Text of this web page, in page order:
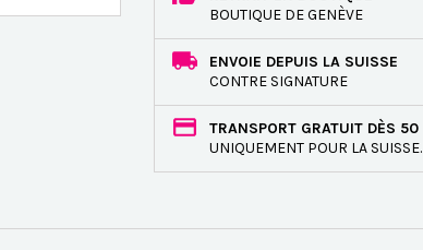
BOUTIQUE DE GENÈVE
ENVOIE DEPUIS LA SUISSE
CONTRE SIGNATURE
TRANSPORT GRATUIT DÈS 50
UNIQUEMENT POUR LA SUISSE.